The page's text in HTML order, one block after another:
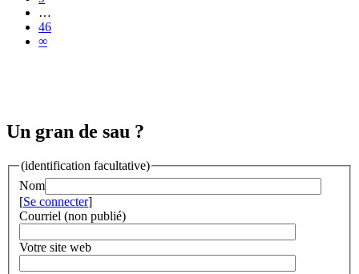
…
46
∞
Un gran de sau ?
(identification facultative)
Nom
[Se connecter]
Courriel (non publié)
Votre site web